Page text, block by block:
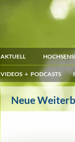
AKTUELL
VIDEOS + PODCASTS
Neue